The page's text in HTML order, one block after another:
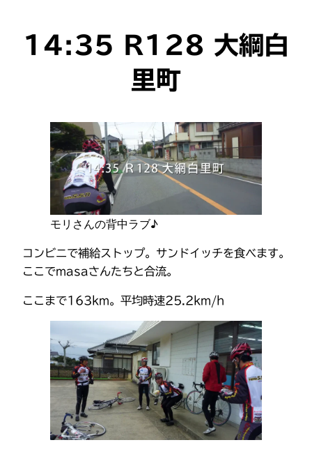
14:35 R128 大綱白
里町
モリさんの背中ラブ♪
コンビニで補給ストップ。サンドイッチを食べます。
ここでmasaさんたちと合流。
ここまで163km。平均時速25.2km/h